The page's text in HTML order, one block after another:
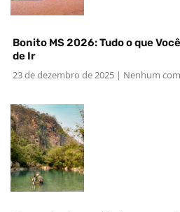
Bonito MS 2026: Tudo o que
de Ir
23 de dezembro de 2025
Nenhum